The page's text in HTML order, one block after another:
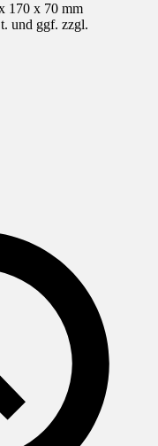
170 x 70 mm
und ggf. zzgl.